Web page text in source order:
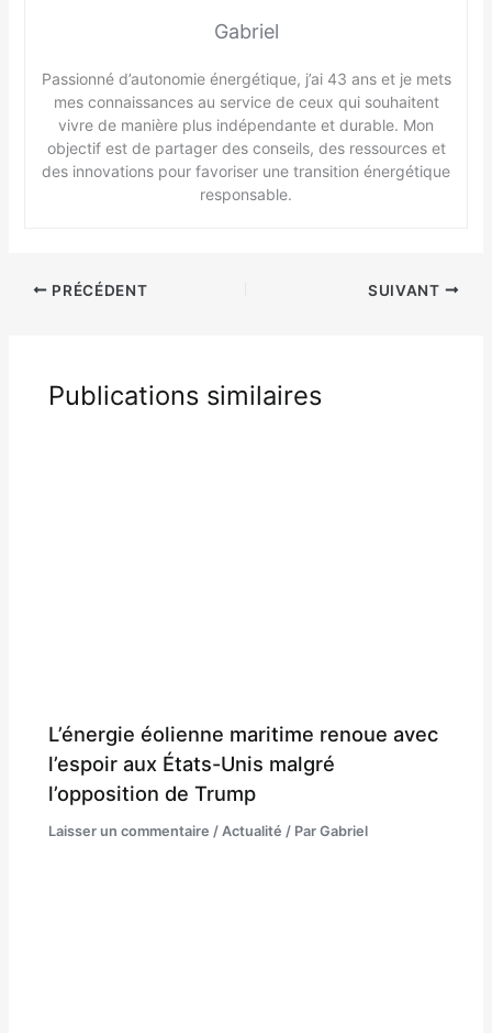
Gabriel
Passionné d’autonomie énergétique, j’ai 43 ans et je mets
mes connaissances au service de ceux qui souhaitent
vivre de manière plus indépendante et durable. Mon
objectif est de partager des conseils, des ressources et
des innovations pour favoriser une transition énergétique
responsable.
PRÉCÉDENT SUIVANT
Publications similaires
L’énergie éolienne maritime renoue avec
l’espoir aux États-Unis malgré
l’opposition de Trump
Laisser un commentaire /Actualité / ParGabriel